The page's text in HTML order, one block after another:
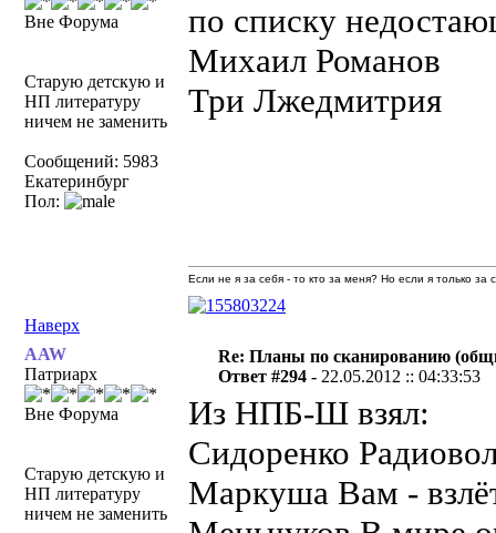
Вне Форума
Старую детскую и
НП литературу
ничем не заменить
Сообщений: 5983
Екатеринбург
Пол:
по списку
Михаил Романов
Три Лжедмитрия
Наверх
Если не я за себя - то кто за меня? Но если я только
AAW
Патриарх
Вне Форума
Старую детскую и
НП литературу
ничем не заменить
Re: Планы по сканированию
Ответ #294 - 22.05.2012 :: 04:33:53
Из НПБ-Ш взял:
Сидоренко
Маркуша Вам -